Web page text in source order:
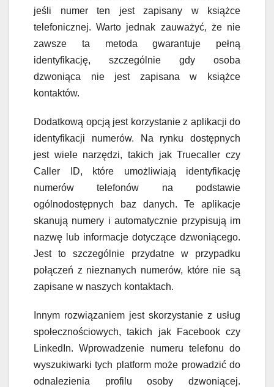
jeśli numer ten jest zapisany w książce
telefonicznej. Warto jednak zauważyć, że nie
zawsze ta metoda gwarantuje pełną
identyfikację, szczególnie gdy osoba
dzwoniąca nie jest zapisana w książce
kontaktów.
Dodatkową opcją jest korzystanie z aplikacji do
identyfikacji numerów. Na rynku dostępnych
jest wiele narzędzi, takich jak Truecaller czy
Caller ID, które umożliwiają identyfikację
numerów telefonów na podstawie
ogólnodostępnych baz danych. Te aplikacje
skanują numery i automatycznie przypisują im
nazwę lub informacje dotyczące dzwoniącego.
Jest to szczególnie przydatne w przypadku
połączeń z nieznanych numerów, które nie są
zapisane w naszych kontaktach.
Innym rozwiązaniem jest skorzystanie z usług
społecznościowych, takich jak Facebook czy
LinkedIn. Wprowadzenie numeru telefonu do
wyszukiwarki tych platform może prowadzić do
odnalezienia profilu osoby dzwoniącej.